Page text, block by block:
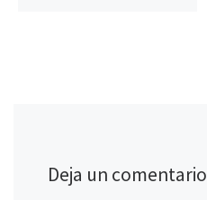
Deja un comentario